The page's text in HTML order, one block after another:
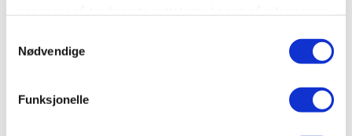
Nødvendige
Funksjonelle